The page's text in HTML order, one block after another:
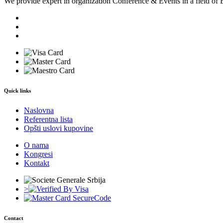
Quick links
Naslovna
Referentna lista
Opšti uslovi kupovine
O nama
Kongresi
Kontakt
>
Contact